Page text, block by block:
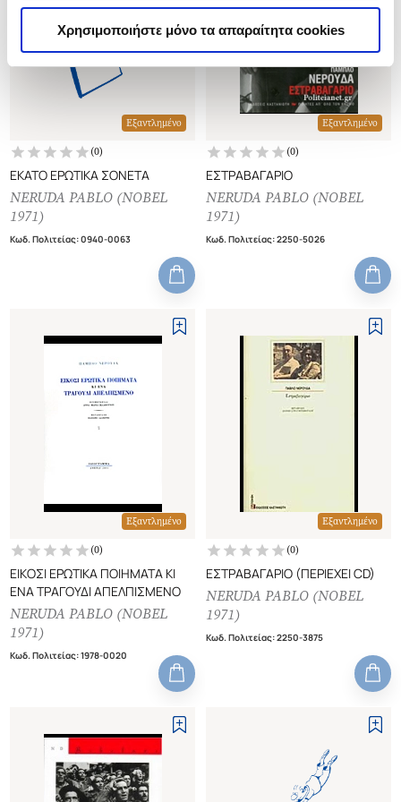
Χρησιμοποιήστε μόνο τα απαραίτητα cookies
Εξαντλημένο
(0)
ΕΚΑΤΟ ΕΡΩΤΙΚΑ ΣΟΝΕΤΑ
NERUDA PABLO (NOBEL
1971)
Κωδ. Πολιτείας:0940-0063
Εξαντλημένο
(0)
ΕΣΤΡΑΒΑΓΑΡΙΟ
NERUDA PABLO (NOBEL
1971)
Κωδ. Πολιτείας:2250-5026
Εξαντλημένο
(0)
ΕΙΚΟΣΙ ΕΡΩΤΙΚΑ ΠΟΙΗΜΑΤΑ ΚΙ
ΕΝΑ ΤΡΑΓΟΥΔΙ ΑΠΕΛΠΙΣΜΕΝΟ
NERUDA PABLO (NOBEL
1971)
Κωδ. Πολιτείας:1978-0020
Εξαντλημένο
(0)
ΕΣΤΡΑΒΑΓΑΡΙΟ (ΠΕΡΙΕΧΕΙ CD)
NERUDA PABLO (NOBEL
1971)
Κωδ. Πολιτείας:2250-3875